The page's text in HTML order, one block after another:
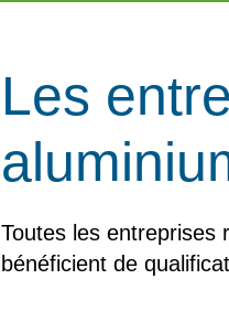
Les
Toutes les entreprises
bénéficient de